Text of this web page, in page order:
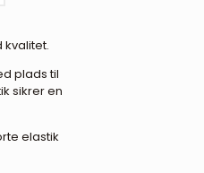
kvalitet.
plads til
sikrer en
elastik